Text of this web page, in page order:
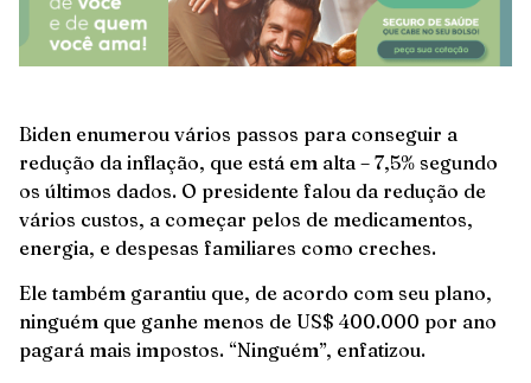
Biden enumerou vários passos para conseguir a
redução da inflação, que está em alta – 7,5% segundo
os últimos dados. O presidente falou da redução de
vários custos, a começar pelos de medicamentos,
energia, e despesas familiares como creches.
Ele também garantiu que, de acordo com seu plano,
ninguém que ganhe menos de US$ 400.000 por ano
pagará mais impostos. “Ninguém”, enfatizou.